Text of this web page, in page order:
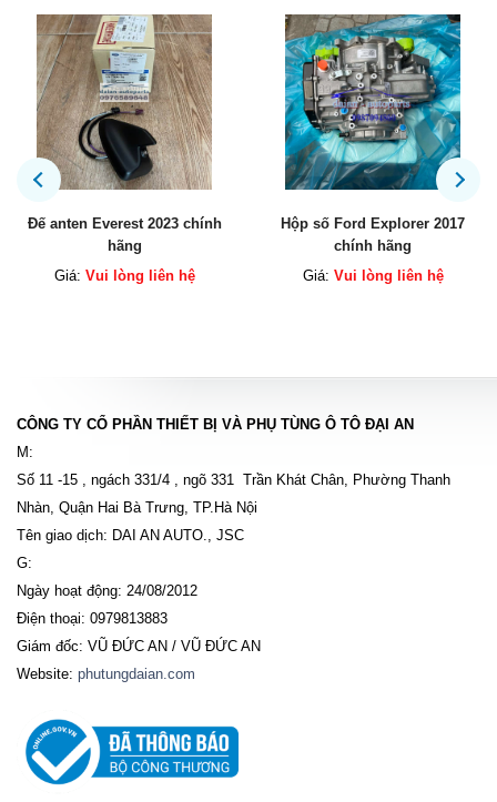
Hộp số Ford Explorer 2017
Giá:Vui lòng liên hệ
Két sinh hàn động cơ
chính hãng
Giá:Vui lòng liên
CÔNG TY CỔ PHẦN THIẾT BỊ VÀ PHỤ TÙNG Ô TÔ ĐẠI AN
M:
Số 11 -15 , ngách 331/4 , ngõ 331 Trần Khát Chân, Phường Thanh
Nhàn, Quận Hai Bà Trưng, TP.Hà Nội
Tên giao dịch: DAI AN AUTO., JSC
G:
Ngày hoạt động: 24/08/2012
Điện thoại: 0979813883
Giám đốc: VŨ ĐỨC AN / VŨ ĐỨC AN
Website: phutungdaian.com